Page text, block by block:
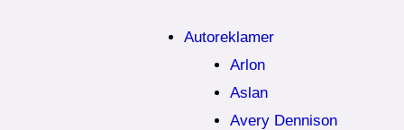
Autoreklamer
Arlon
Aslan
Avery Dennison